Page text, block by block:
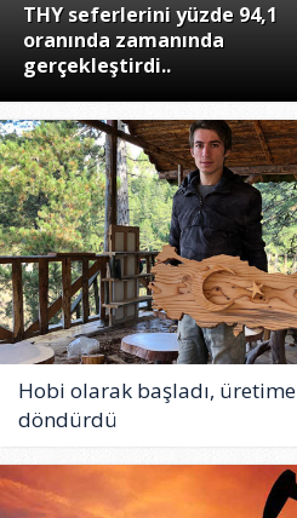
THY seferlerini yüzde 94,1
oranında zamanında
gerçekleştirdi..
Hobi olarak başladı, üretime
döndürdü